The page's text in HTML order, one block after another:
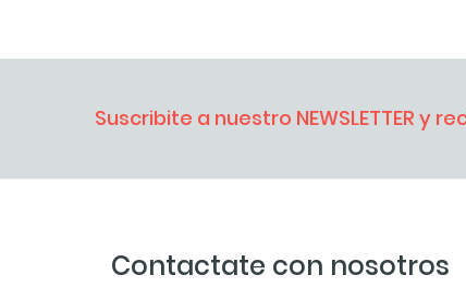
Suscribite a nuestro NEWSLETTER y
Contactate con nosotros